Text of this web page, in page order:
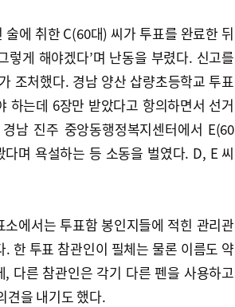
에 취한 C(60대) 씨가 투표를 완료한 뒤
렇게 해야겠다’며 난동을 부렸다. 신고를
조처했다. 경남 양산 삽량초등학교 투표
하는데 6장만 받았다고 항의하면서 선거
남 진주 중앙동행정복지센터에서 E(60
며 욕설하는 등 소동을 벌였다. D, E 씨
에서는 투표함 봉인지들에 적힌 관리관
한 투표 참관인이 필체는 물론 이름도 약
다른 참관인은 각기 다른 펜을 사용하고
견을 내기도 했다.